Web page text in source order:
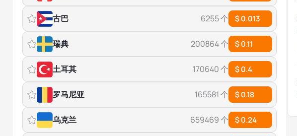
古巴 6255 个 $ 0.013
瑞典 200864 个 $ 0.11
土耳其 170640 个 $ 0.4
罗马尼亚 165581 个 $ 0.18
乌克兰 659469 个 $ 0.24